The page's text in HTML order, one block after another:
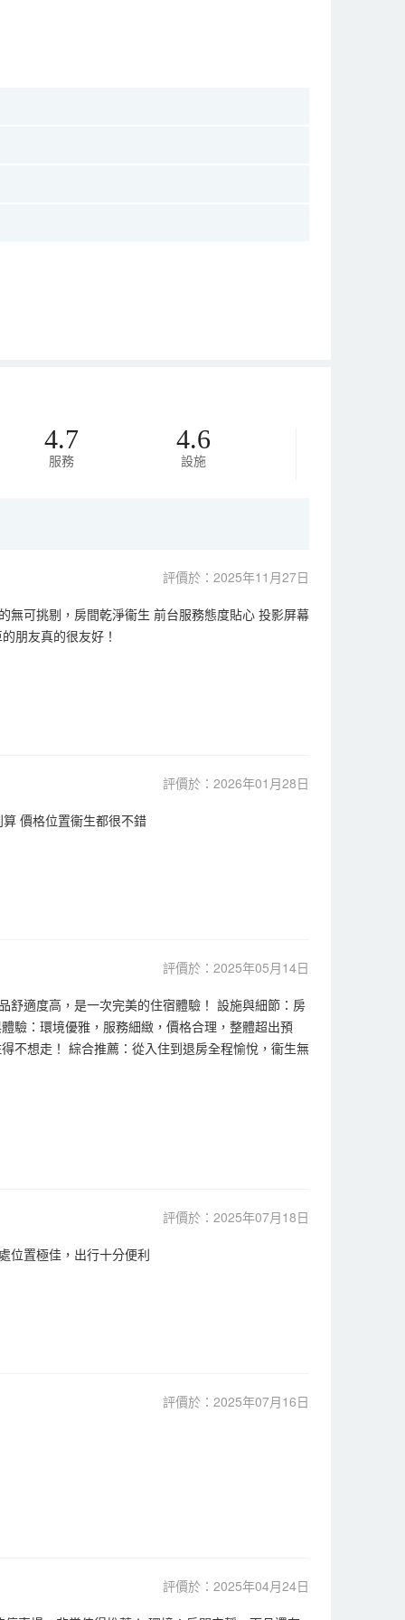
4.7
服務
4.6
設施
評價於：2025年11月27日
無可挑剔，房間乾淨衞生 前台服務態度貼心 投影屏幕
朋友真的很友好！
評價於：2026年01月28日
價格位置衞生都很不錯
評價於：2025年05月14日
舒適度高，是一次完美的住宿體驗！ 設施與細節：房
驗：環境優雅，服務細緻，價格合理，整體超出預
不想走！ 綜合推薦：從入住到退房全程愉悅，衞生無
評價於：2025年07月18日
位置極佳，出行十分便利
評價於：2025年07月16日
評價於：2025年04月24日